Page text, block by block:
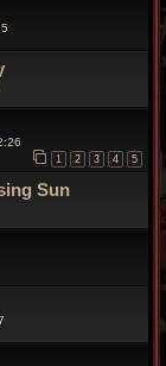
1 2 3 4 5
Sun